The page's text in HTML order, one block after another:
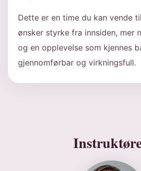
Dette er en time du kan vende
ønsker styrke fra innsiden,
og en opplevelse som kjennes
gjennomførbar og virkningsfull.